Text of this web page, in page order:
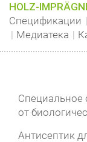
HOLZ-
Спецификации
Медиатека
Специальное
от
Антисептик